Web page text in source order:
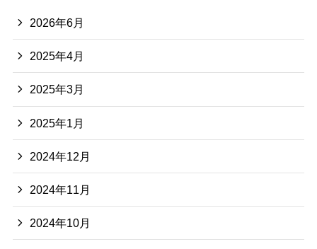
2026年6月
2025年4月
2025年3月
2025年1月
2024年12月
2024年11月
2024年10月